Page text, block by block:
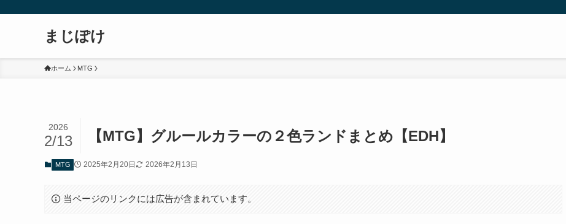
まじぽけ
ホーム MTG
【MTG】グルールカラーの２色ランドまとめ【EDH】
2026
2/13
MTG 2025年2月20日 2026年2月13日
当ページのリンクには広告が含まれています。